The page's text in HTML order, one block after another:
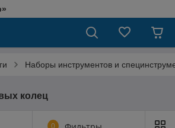
Наборы инструментов и
колец
0